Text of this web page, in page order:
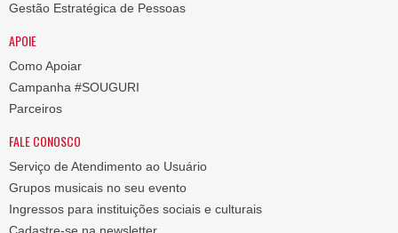
Gestão Estratégica de Pessoas
APOIE
Como Apoiar
Campanha #SOUGURI
Parceiros
FALE CONOSCO
Serviço de Atendimento ao Usuário
Grupos musicais no seu evento
Ingressos para instituições sociais e culturais